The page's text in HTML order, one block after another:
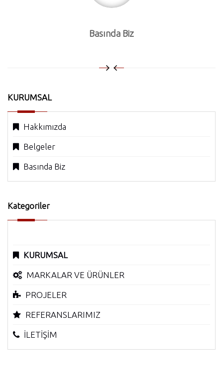
Basında Biz
KURUMSAL
Hakkımızda
Belgeler
Basında Biz
Kategoriler
KURUMSAL
MARKALAR VE ÜRÜNLER
PROJELER
REFERANSLARIMIZ
İLETİŞİM